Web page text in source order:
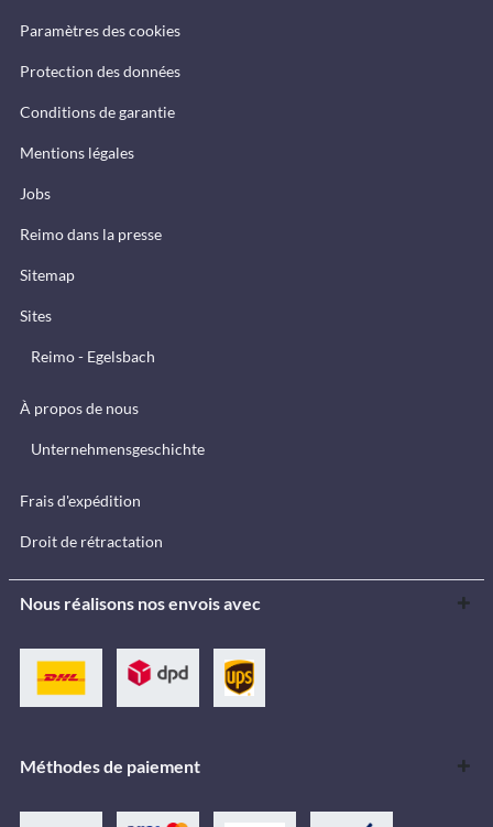
Paramètres des cookies
Protection des données
Conditions de garantie
Mentions légales
Jobs
Reimo dans la presse
Sitemap
Sites
Reimo - Egelsbach
À propos de nous
Unternehmensgeschichte
Frais d'expédition
Droit de rétractation
Nous réalisons nos envois avec
Méthodes de paiement